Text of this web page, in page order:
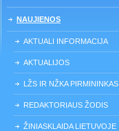
NAUJIENOS
AKTUALI INFORMACIJA
AKTUALIJOS
LŽS IR NŽKA PIRMININKAS
REDAKTORIAUS ŽODIS
ŽINIASKLAIDA LIETUVOJE